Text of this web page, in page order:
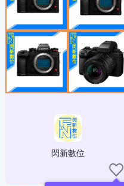
閃新數位